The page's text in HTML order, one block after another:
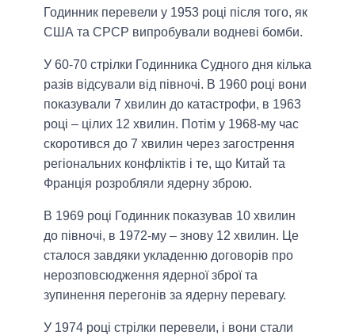
Годинник перевели у 1953 році після того, як
США та СРСР випробували водневі бомби.
У 60-70 стрілки Годинника Судного дня кілька
разів відсували від півночі. В 1960 році вони
показували 7 хвилин до катастрофи, в 1963
році – цілих 12 хвилин. Потім у 1968-му час
скоротився до 7 хвилин через загострення
регіональних конфліктів і те, що Китай та
Франція розробляли ядерну зброю.
В 1969 році Годинник показував 10 хвилин
до півночі, в 1972-му – знову 12 хвилин. Це
сталося завдяки укладенню договорів про
нерозповсюдження ядерної зброї та
зупинення перегонів за ядерну перевагу.
У 1974 році стрілки перевели, і вони стали